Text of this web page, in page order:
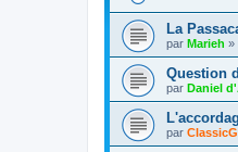
La
par Marieh »
Question
par Daniel
par